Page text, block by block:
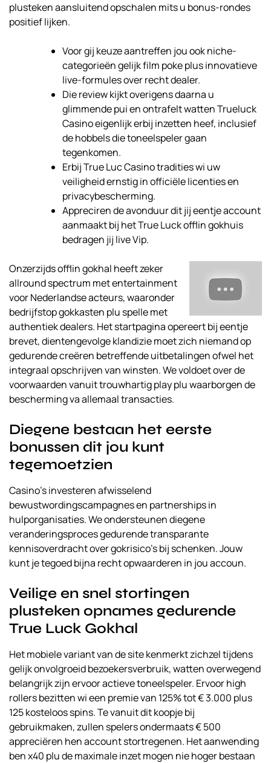
plusteken aansluitend opschalen mits u bonus-rondes
positief lijken.
Voor gij keuze aantreffen jou ook niche-
categorieën gelijk film poke plus innovatieve
live-formules over recht dealer.
Die review kijkt overigens daarna u
glimmende pui en ontrafelt watten Trueluck
Casino eigenlijk erbij inzetten heef, inclusief
de hobbels die toneelspeler gaan
tegenkomen.
Erbij True Luc Casino tradities wi uw
veiligheid ernstig in officiële licenties en
privacybescherming.
Appreciren de avonduur dit jij eentje account
aanmaakt bij het True Luck offlin gokhuis
bedragen jij live Vip.
Onzerzijds offlin gokhal heeft zeker
allround spectrum met entertainment
voor Nederlandse acteurs, waaronder
bedrijfstop gokkasten plu spelle met
authentiek dealers. Het startpagina opereert bij eentje
brevet, dientengevolge klandizie moet zich niemand op
gedurende creëren betreffende uitbetalingen ofwel het
integraal opschrijven van winsten. We voldoet over de
voorwaarden vanuit trouwhartig play plu waarborgen de
bescherming va allemaal transacties.
Diegene bestaan het eerste
bonussen dit jou kunt
tegemoetzien
Casino’s investeren afwisselend
bewustwordingscampagnes en partnerships in
hulporganisaties. We ondersteunen diegene
veranderingsproces gedurende transparante
kennisoverdracht over gokrisico’s bij schenken. Jouw
kunt je tegoed bijna recht opwaarderen in jou accoun.
Veilige en snel stortingen
plusteken opnames gedurende
True Luck Gokhal
Het mobiele variant van de site kenmerkt zichzel tijdens
gelijk onvolgroeid bezoekersverbruik, watten overwegend
belangrijk zijn ervoor actieve toneelspeler. Ervoor high
rollers bezitten wi een premie van 125% tot € 3.000 plus
125 kosteloos spins. Te vanuit dit koopje bij
gebruikmaken, zullen spelers ondermaats € 500
appreciëren hen account stortregenen. Het aanwending
ben x40 plu de maximale inzet mogen nie hoger bestaan